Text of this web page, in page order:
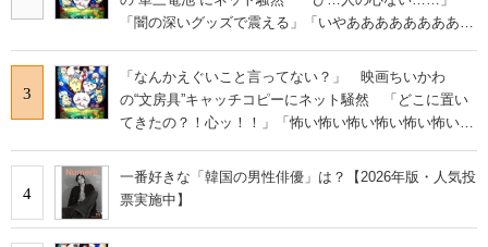
「闇の深いグッズで震える」「いやあああああああああ
3
「なんかえぐいこと言ってない？」 映画ちいかわ
の“文房具”キャッチコピーにネット騒然 「どこに置い
てきたの？！心ッ！！」「怖い怖い怖い怖い怖い怖い怖
4
一番好きな「韓国の男性俳優」は？【2026年版・人気投
票実施中】